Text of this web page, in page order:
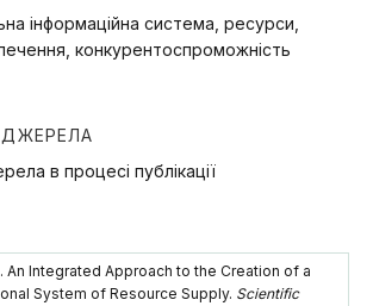
інформаційна система, ресурси,
конкурентоспроможність
ДЖЕРЕЛА
в процесі публікації
An Integrated Approach to the Creation of a
System of Resource Supply. Scientific